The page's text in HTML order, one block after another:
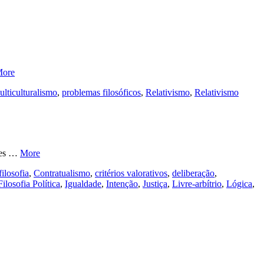
, problemas filosóficos, Relativismo, Relativismo
… More
, Contratualismo, critérios valorativos, deliberação,
Política, Igualdade, Intenção, Justiça, Livre-arbítrio, Lógica,